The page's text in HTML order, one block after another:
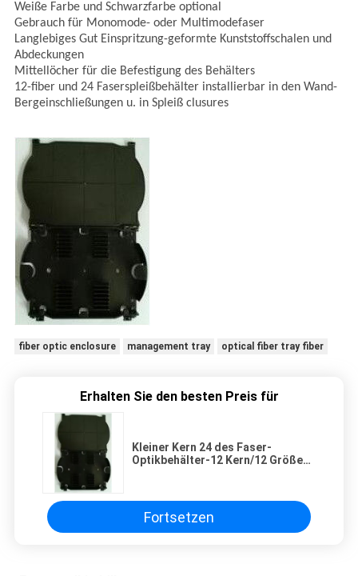
Weiße Farbe und Schwarzfarbe optional
Gebrauch für Monomode- oder Multimodefaser
Langlebiges Gut Einspritzung-geformte Kunststoffschalen und
Abdeckungen
Mittellöcher für die Befestigung des Behälters
12-fiber und 24 Faserspleißbehälter installierbar in den Wand-
Bergeinschließungen u. in Spleiß clusures
fiber optic enclosure management tray optical fiber tray fiber
Erhalten Sie den besten Preis für
Kleiner Kern 24 des Faser-
Optikbehälter-12 Kern/12 Größe
Fortsetzen